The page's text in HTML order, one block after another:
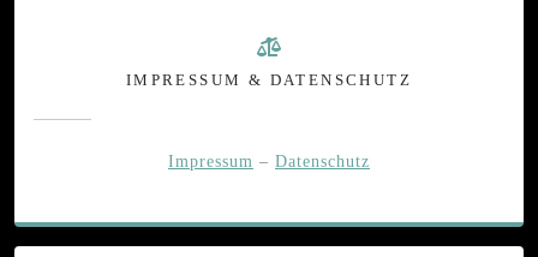
IMPRESSUM & DATENSCHUTZ
Impressum – Datenschutz